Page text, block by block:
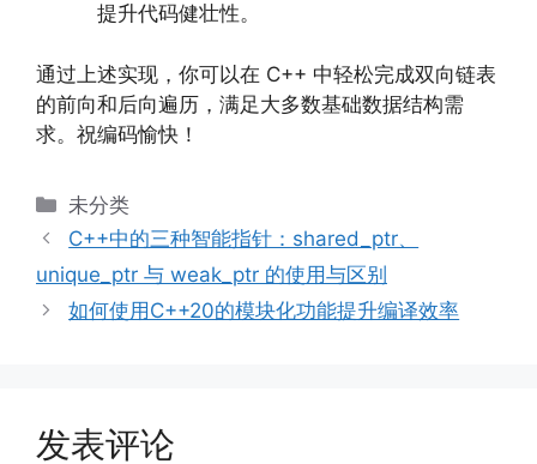
提升代码健壮性。
通过上述实现，你可以在 C++ 中轻松完成双向链表
的前向和后向遍历，满足大多数基础数据结构需
求。祝编码愉快！
分
类
未分类
C++中的三种智能指针：shared_ptr、
unique_ptr 与 weak_ptr 的使用与区别
如何使用C++20的模块化功能提升编译效率
发表评论